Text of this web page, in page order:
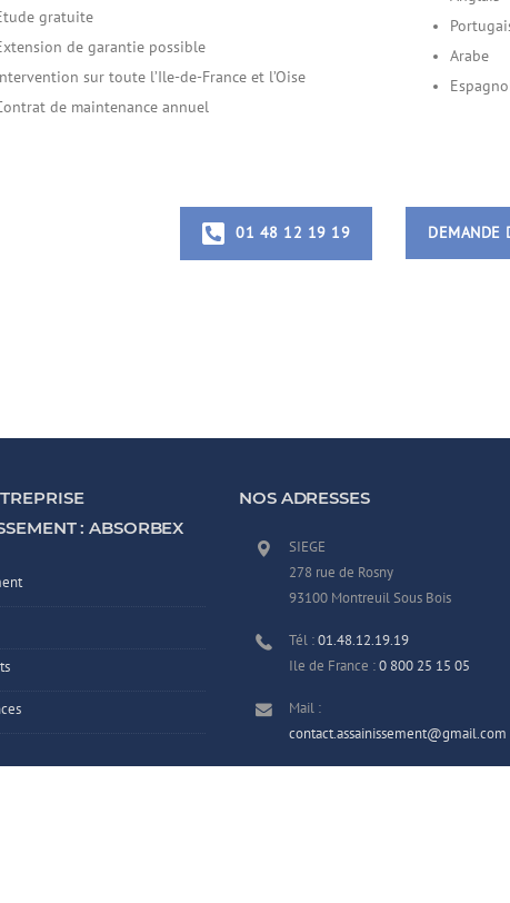
gratuite
de garantie possible
sur toute l’Ile-de-France et l’Oise
de maintenance annuel
Arabe
01 48 12 19 19 DEMANDE
: ABSORBEX
NOS ADRESSES
SIEGE
278 rue de Rosny
93100 Montreuil Sous Bois
Tél :01.48.12.19.19
Ile de France :0 800 25 15 05
Mail :
contact.assainissement@gmail.com